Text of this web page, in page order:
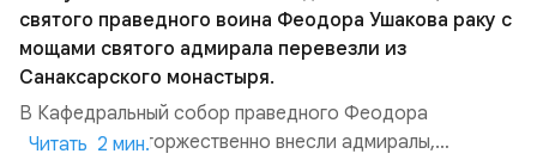
святого праведного воина Феодора Ушакова раку с
мощами святого адмирала перевезли из
Санаксарского монастыря.
В Кафедральный собор праведного Феодора
Ушакова раку торжественно внесли адмиралы,
Читать 2 мин.